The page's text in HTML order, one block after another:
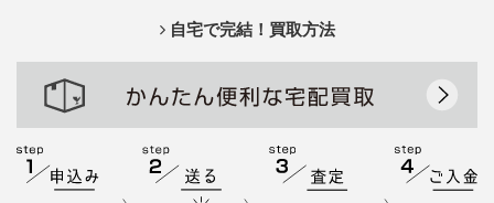
自宅で完結！買取方法